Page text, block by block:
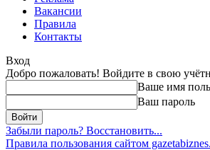
Вакансии
Правила
Контакты
Вход
Добро пожаловать! Войдите в свою
Ваше имя
Ваш пароль
Забыли пароль? Восстановить...
Правила пользования сайтом